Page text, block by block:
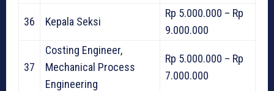
36 Kepala Seksi
Rp 5.000.000 – Rp
9.000.000
37
Costing Engineer,
Mechanical Process
Engineering
Rp 5.000.000 – Rp
7.000.000